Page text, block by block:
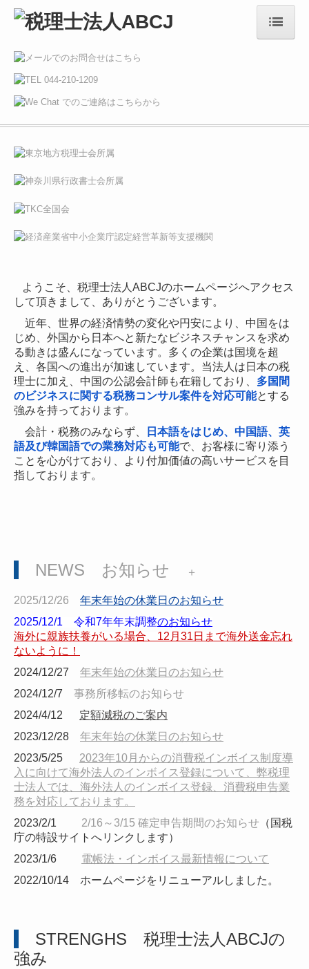
HOME
事務所概要
ご挨拶
メンバー紹介
出版物
中国業務実績
個人情報の取り扱い
サービス
採用情報
アクセス
経理業務のポイント
面向中国经营者的财税小贴士
ようこそ、税理士法人ABCJのホームページへアクセス
して頂きまして、ありがとうございます。
近年、世界の経済情勢の変化や円安により、中国をは
じめ、外国から日本へと新たなビジネスチャンスを求め
る動きは盛んになっています。多くの企業は国境を超
え、各国への進出が加速しています。当法人は日本の税
理士に加え、中国の公認会計師も在籍しており、 多国間
のビジネスに関する税務コンサル案件を対応可能とする
強みを持っております。
会計・税務のみならず、
日本語をはじめ、中国語、英
語及び韓国語での業務対応も可能で、お客様に寄り添う
ことを心がけており、より付加価値の高いサービスを目
指しております。
NEWS お知らせ ＋
2025/12/26 年末年始の休業日のお知らせ
2025/12/1 令和7年年末調整のお知らせ
海外に親族扶養がいる場合、12月31日まで海外送金忘れ
ないように！
2024/12/27 年末年始の休業日のお知らせ
2024/12/7 事務所移転のお知らせ
2024/4/12 定額減税のご案内
2023/12/28 年末年始の休業日のお知らせ
2023/5/25 2023年10月からの消費税インボイス制度導
入に向けて海外法人のインボイス登録について、弊税理
士法人では、海外法人のインボイス登録、消費税申告業
務を対応しております。
2023/2/1 2/16～3/15 確定申告期間のお知らせ （国税
庁の特設サイトへリンクします）
2023/1/6 電帳法・インボイス最新情報について
2022/10/14 ホームページをリニューアルしました。
STRENGHS 税理士法人ABCJの
強み